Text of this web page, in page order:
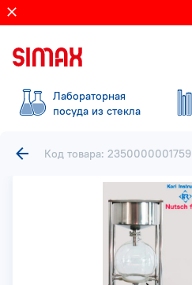
Лабораторная
посуда из стекла
Код товара: 2350000001759